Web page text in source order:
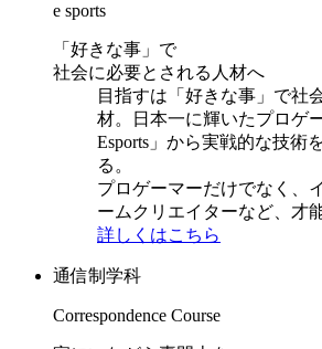
e sports
「好きな事」で
社会に必要とされる人材へ
目指すは「好きな事」で社
材。日本一に輝いたプロゲ
Esports」から実戦的な技術
る。
プロゲーマーだけでなく、
ームクリエイターなど、才
詳しくはこちら
通信制学科
Correspondence Course